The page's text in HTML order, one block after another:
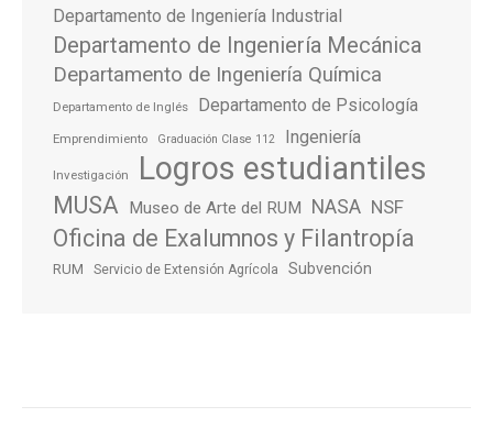
Departamento de Ingeniería Industrial
Departamento de Ingeniería Mecánica
Departamento de Ingeniería Química
Departamento de Inglés Departamento de Psicología
Emprendimiento Graduación Clase 112 Ingeniería
Investigación Logros estudiantiles
MUSA Museo de Arte del RUM NASA NSF
Oficina de Exalumnos y Filantropía
RUM Servicio de Extensión Agrícola Subvención